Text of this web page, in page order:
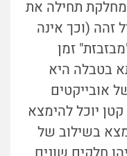
מחלקת תחילה את
זהה (וכך אינה
זמן
בטבלה היא
אובייקטים
קטן יוכל להימצא
בשילוב של